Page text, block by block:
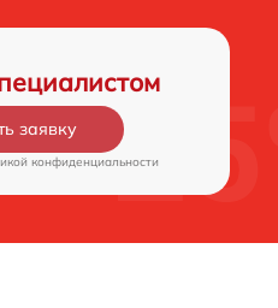
заявку
конфиденциальности